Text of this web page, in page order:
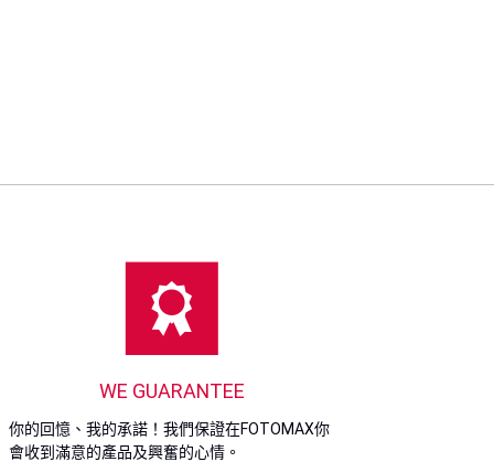
無法保證完全恢復。
我們
WE GUARANTEE
你的回憶、我的承諾！我們保證在FOTOMAX你
會收到滿意的產品及興奮的心情。